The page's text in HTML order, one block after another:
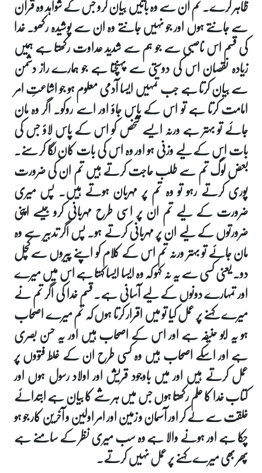
سے جانتے ہوں اور جو نہیں جانتے وہ ان سے پوشیدہ رکھو۔ خدا
کی قسم اس ناصبی سے جو ہم سے شدید عداوت رکھتا ہے ہمیں
زیادہ نقصان اس کی دوستی سے پہنچتا ہے جو ہمارے راز دشمن
سے بیان کرتا ہے جب تمہیں ایسا آدمی معلوم ہو جو اشاعتِ امر
امامت کرتا ہے تو اس کے پاس جاؤ اور اسے روکو۔ اگر وہ مان
جائے تو بہتر ہے ورنہ ایسے شخص کو اس کے پاس لاؤ جس کی
بات اس کے لیے وزنی ہو اور وہ اس کی بات کان لگا کر سنے۔
بعض لوگ تم سے طلب حاجت کرتے ہیں تم ان کی ضرورت
پوری کرتے رہو تو وہ تم پر مہربان ہوتے ہیں۔ پس میری
ضرورت کے لیے تم ان پر اسی طرح مہربانی کرو جیسے اپنی
ضرورتوں کے لیے ان پر مہربانی کرتے ہو۔ پس اگر تدبیر سے وہ
مان جائے تو بہتر ورنہ تم اس کے کلام کو اپنے پیروں سےکچل
دو۔ یعنی کسی سے یہ نہ کہو کہ وہ ایسا ایسا کہتا ہے اس میں میرے
اور تمہارے دونوں کے لیے آسانی ہے۔ قسم خدا کی اگر تم نے
میرے کہنے پر عمل کیا تو میں اقرار کرتا ہوں کہ تم میرے اصحاب
ہو یہ ابو حنیفہ ہے اور اس کے اصحاب ہیں اور یہ حسن بصری
ہے اور اسکے اصحاب ہیں وہ کسی طرح ان کے غلط فتووں پر
عمل کرتے ہیں اور میں باوجود قریش اور اولاد رسول ہوں اور
کتاب خدا کا علم رکھتا ہوں جس میں ہر شے کا بیان ہے ابتدائے
خلقت سے لے کر اور آسمان و زمین اور امر اولین و آخرین کار جو ہو
چکا ہے اور ہونے والا ہے وہ سب میری نظر کے سامنے ہے
پھر بھی میرے کہنے پر عمل نہیں کرتے۔